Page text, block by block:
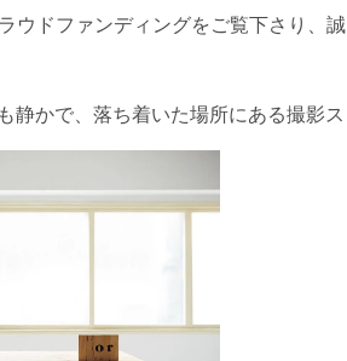
ウドファンディングをご覧下さり、
静かで、落ち着いた場所にある撮影ス